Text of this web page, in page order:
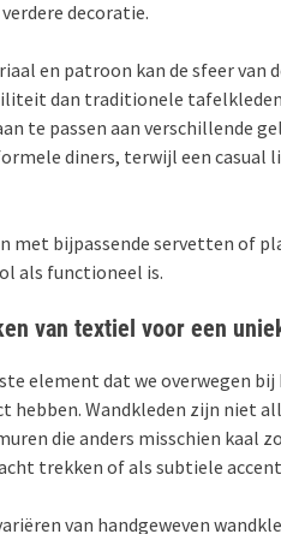
decoratie.
en patroon kan de sfeer van
dan traditionele
te passen aan verschillende
diners, terwijl een
bijpassende servetten of
als functioneel is.
van textiel voor een
element dat we overwegen
hebben. Wandkleden zijn niet
die anders misschien kaal
trekken of als subtiele
van handgeweven